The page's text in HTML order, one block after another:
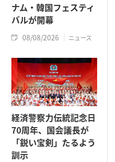
ナム・韓国フェスティ
バルが開幕
08/08/2026 ニュース
経済警察力伝統記念日
70周年、国会議長が
「鋭い宝剣」たるよう
訓示